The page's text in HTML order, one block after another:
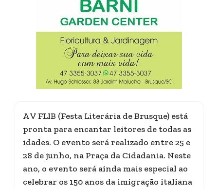
A V FLIB (Festa Literária de Brusque) está
pronta para encantar leitores de todas as
idades. O evento será realizado entre 25 e
28 de junho, na Praça da Cidadania. Neste
ano, o evento será ainda mais especial ao
celebrar os 150 anos da imigração italiana